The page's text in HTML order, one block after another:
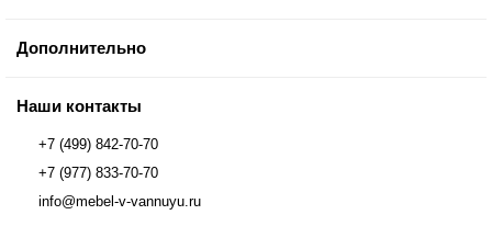
Дополнительно
Наши контакты
+7 (499) 842-70-70
+7 (977) 833-70-70
info@mebel-v-vannuyu.ru